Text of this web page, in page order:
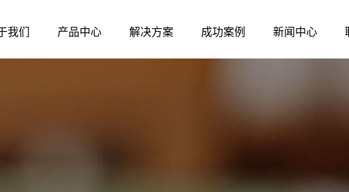
我们 产品中心 解决方案 成功案例 新闻中心